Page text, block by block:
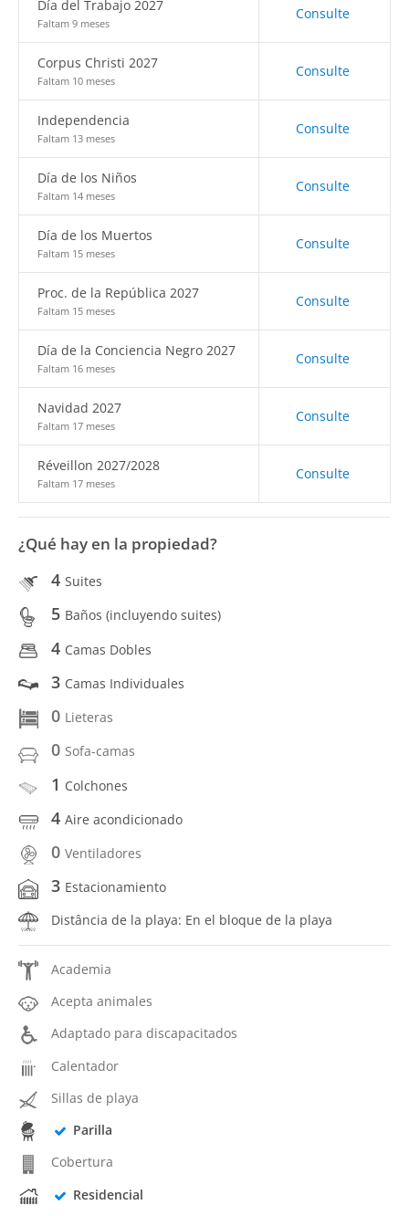
Día del Trabajo 2027
Faltam 9 meses
Consulte
Corpus Christi 2027
Faltam 10 meses
Consulte
Independencia
Faltam 13 meses
Consulte
Día de los Niños
Faltam 14 meses
Consulte
Día de los Muertos
Faltam 15 meses
Consulte
Proc. de la República 2027
Faltam 15 meses
Consulte
Día de la Conciencia Negro 2027
Faltam 16 meses
Consulte
Navidad 2027
Faltam 17 meses
Consulte
Réveillon 2027/2028
Faltam 17 meses
Consulte
¿Qué hay en la propiedad?
4 Suites
5 Baños (incluyendo suites)
4 Camas Dobles
3 Camas Individuales
0 Lieteras
0 Sofa-camas
1 Colchones
4 Aire acondicionado
0 Ventiladores
3 Estacionamiento
Distância de la playa: En el bloque de la playa
Academia
Acepta animales
Adaptado para discapacitados
Calentador
Sillas de playa
Parilla
Cobertura
Residencial